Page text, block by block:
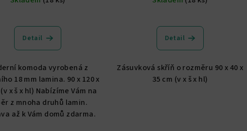
hodnocení
produktu
je
5,0
z
5
hvězdiček.
Detail
komoda vyrobená z
18 mm lamina. 90 x 120 x
x š x hl) Nabízíme Vám na
z mnoha druhů lamin.
až k Vám domů zdarma.
Detail
Zásuvková skříň o rozměru 90 x 40 x
35 cm (v x š x hl)